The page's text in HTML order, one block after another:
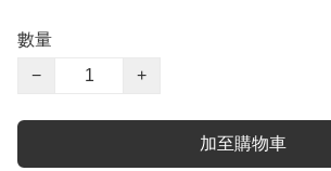
數量
−
+
加至購物車